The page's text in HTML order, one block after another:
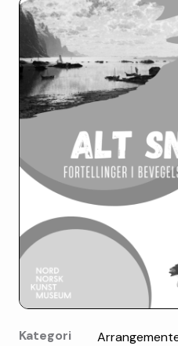
Kategori